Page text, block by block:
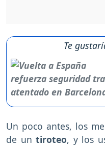
Te
Un poco antes, los
de un tiroteo, y los